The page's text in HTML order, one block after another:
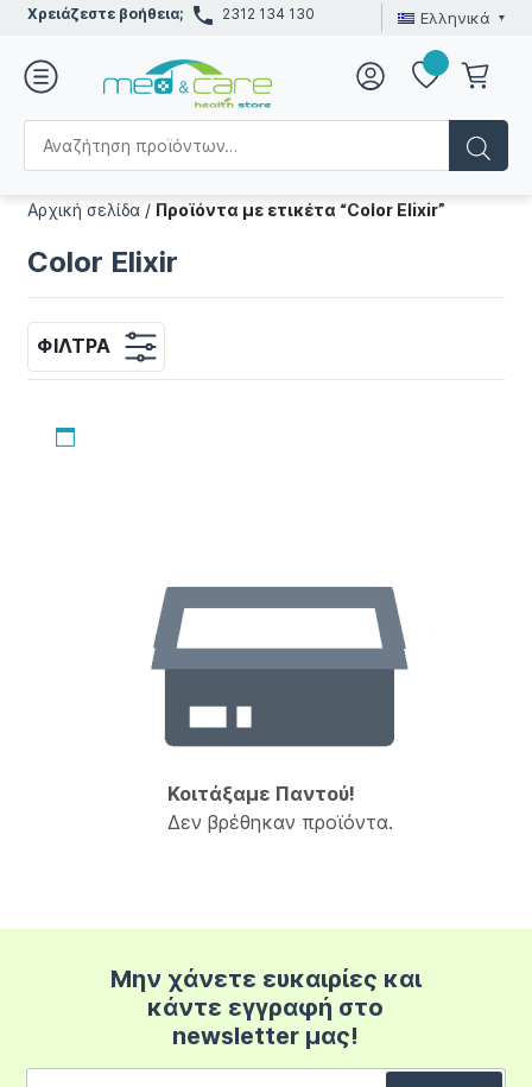
Χρειάζεστε βοήθεια; 2312 134 130 Ελληνικά
Αρχική σελίδα / Προϊόντα με ετικέτα “Color Elixir”
Color Elixir
ΦΊΛΤΡΑ
Κοιτάξαμε Παντού!
Δεν βρέθηκαν προϊόντα.
Μην χάνετε ευκαιρίες και
κάντε εγγραφή στο
newsletter μας!